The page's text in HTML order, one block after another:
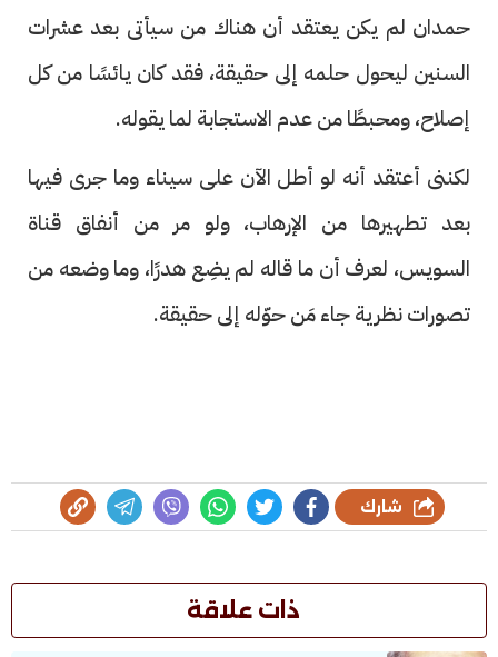
حمدان لم يكن يعتقد أن هناك من سيأتى بعد عشرات
السنين ليحول حلمه إلى حقيقة، فقد كان يائسًا من كل
إصلاح، ومحبطًا من عدم الاستجابة لما يقوله.
لكننى أعتقد أنه لو أطل الآن على سيناء وما جرى فيها
بعد تطهيرها من الإرهاب، ولو مر من أنفاق قناة
السويس، لعرف أن ما قاله لم يضِع هدرًا، وما وضعه من
تصورات نظرية جاء مَن حوّله إلى حقيقة.
شارك
ذات علاقة